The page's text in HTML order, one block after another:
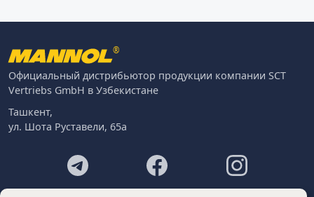
®
Официальный дистрибьютор продукции компании SCT
Vertriebs GmbH в Узбекистане
Ташкент,
ул. Шота Руставели, 65а